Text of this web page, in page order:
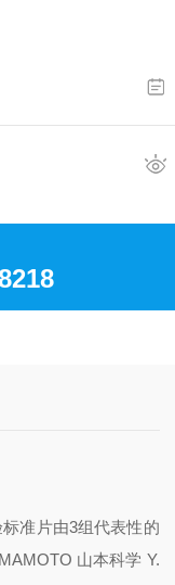
标准片由3组代表性的
山本科学 Y.